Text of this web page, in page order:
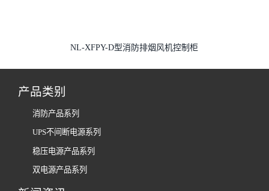
NL-XFPY-D型消防排烟风机控制柜
产品类别
消防产品系列
UPS不间断电源系列
稳压电源产品系列
双电源产品系列